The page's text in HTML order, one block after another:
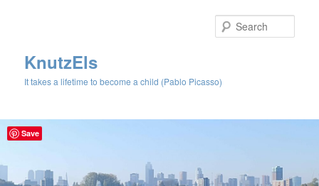
KnutzEls
It takes a lifetime to become a child (Pablo Picasso)
Save